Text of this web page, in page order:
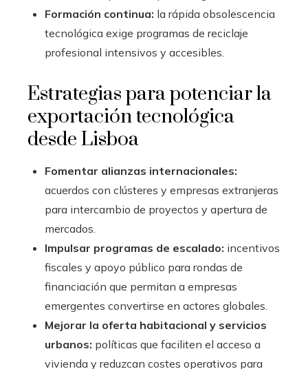
Formación continua: la rápida obsolescencia
tecnológica exige programas de reciclaje
profesional intensivos y accesibles.
Estrategias para potenciar la
exportación tecnológica
desde Lisboa
Fomentar alianzas internacionales:
acuerdos con clústeres y empresas extranjeras
para intercambio de proyectos y apertura de
mercados.
Impulsar programas de escalado: incentivos
fiscales y apoyo público para rondas de
financiación que permitan a empresas
emergentes convertirse en actores globales.
Mejorar la oferta habitacional y servicios
urbanos: políticas que faciliten el acceso a
vivienda y reduzcan costes operativos para